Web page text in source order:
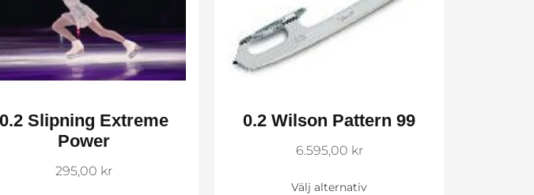
0.2 Slipning Extreme
Power
295,00 kr
0.2 Wilson Pattern 99
6.595,00 kr
Välj alternativ